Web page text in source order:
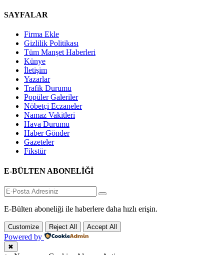
SAYFALAR
Firma Ekle
Gizlilik Politikası
Tüm Manşet Haberleri
Künye
İletişim
Yazarlar
Trafik Durumu
Popüler Galeriler
Nöbetçi Eczaneler
Namaz Vakitleri
Hava Durumu
Haber Gönder
Gazeteler
Fikstür
E-BÜLTEN ABONELİĞİ
E-Bülten aboneliği ile haberlere daha hızlı erişin.
Customize Reject All Accept All
Powered by
✖